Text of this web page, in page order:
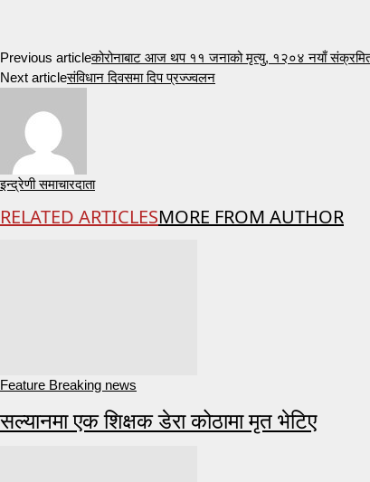
Previous articleकोरोनाबाट आज थप ११ जनाको मृत्यु, १२०४ नयाँ
Next articleसंविधान दिवसमा दिप प्रज्ज्वलन
इन्द्रेणी समाचारदाता
RELATED ARTICLESMORE FROM AUTHOR
Feature Breaking news
सल्यानमा एक शिक्षक डेरा कोठामा मृत भेटिए